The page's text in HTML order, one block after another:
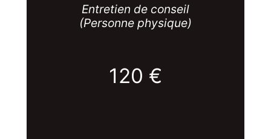
Entretien de conseil
(Personne physique)
120 €